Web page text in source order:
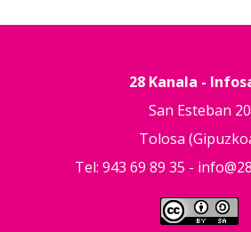
28 Kanala -
San Esteban 20
Tolosa
Tel: 943 69 89 35 -